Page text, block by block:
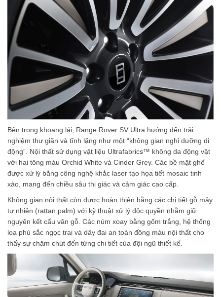
Bên trong khoang lái, Range Rover SV Ultra hướng đến trải
nghiệm thư giãn và tĩnh lặng như một “không gian nghỉ dưỡng di
động”. Nội thất sử dụng vật liệu Ultrafabrics™ không da động vật
với hai tông màu Orchid White và Cinder Grey. Các bề mặt ghế
được xử lý bằng công nghệ khắc laser tạo họa tiết mosaic tinh
xảo, mang đến chiều sâu thị giác và cảm giác cao cấp.
Không gian nội thất còn được hoàn thiện bằng các chi tiết gỗ mây
tự nhiên (rattan palm) với kỹ thuật xử lý độc quyền nhằm giữ
nguyên kết cấu vân gỗ. Các núm xoay bằng gốm trắng, hệ thống
loa phủ sắc ngọc trai và dây đai an toàn đồng màu nội thất cho
thấy sự chăm chút đến từng chi tiết của đội ngũ thiết kế.